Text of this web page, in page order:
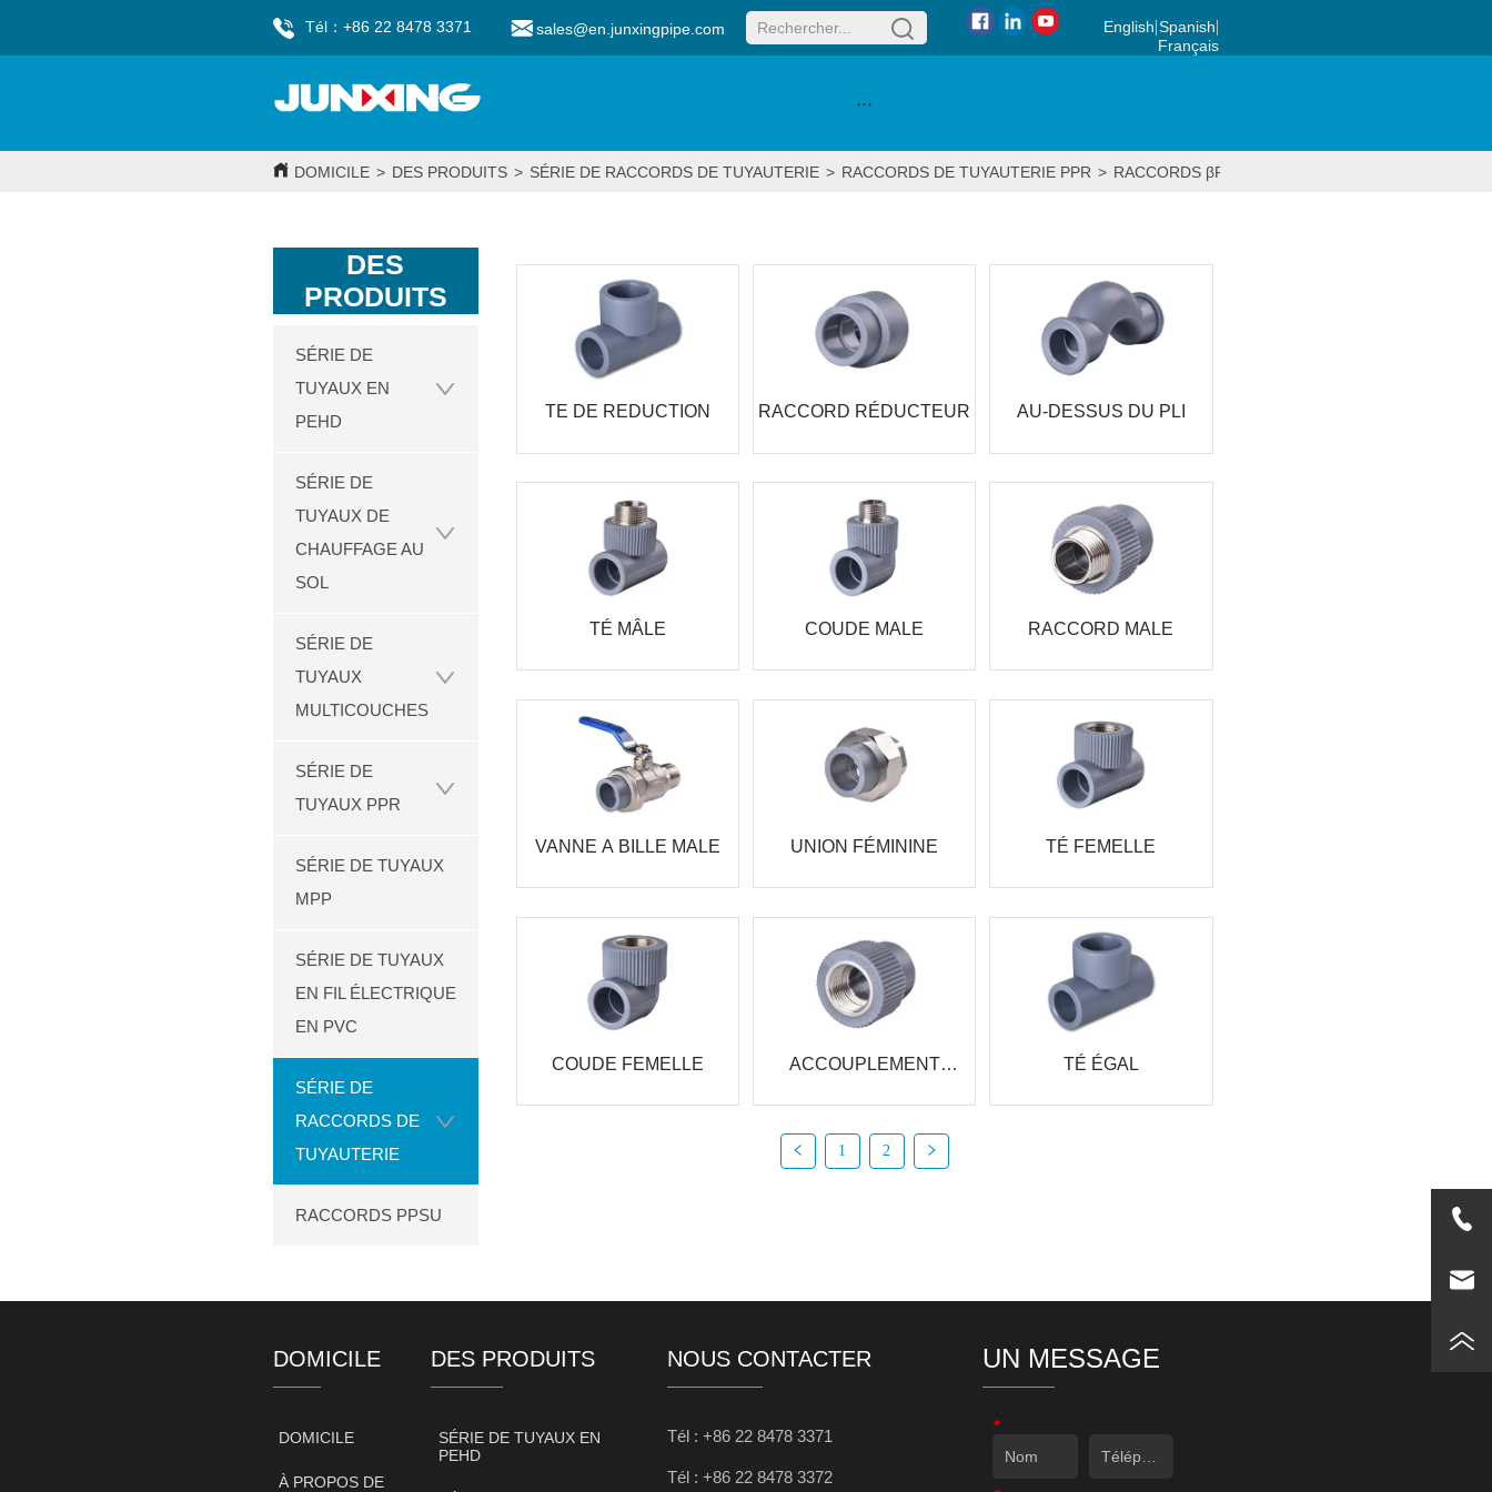
Tél：+86 22 8478 3371 sales@en.junxingpipe.com English Spanish
Français
···
DOMICILE > DES PRODUITS > SÉRIE DE RACCORDS DE TUYAUTERIE > RACCORDS DE TUYAUTERIE PPR > RACCORDS βPPR
DES
PRODUITS
SÉRIE DE
TUYAUX EN
PEHD
SÉRIE DE
TUYAUX DE
CHAUFFAGE AU
SOL
SÉRIE DE
TUYAUX
MULTICOUCHES
SÉRIE DE
TUYAUX PPR
SÉRIE DE TUYAUX
MPP
SÉRIE DE TUYAUX
EN FIL ÉLECTRIQUE
EN PVC
SÉRIE DE
RACCORDS DE
TUYAUTERIE
RACCORDS PPSU
TE DE REDUCTION RACCORD RÉDUCTEUR AU-DESSUS DU PLI
TÉ MÂLE COUDE MALE RACCORD MALE
VANNE A BILLE MALE UNION FÉMININE TÉ FEMELLE
COUDE FEMELLE ACCOUPLEMENT
FEMELLE
TÉ ÉGAL
1 2
DOMICILE
DOMICILE
À PROPOS DE
DES PRODUITS
SÉRIE DE TUYAUX EN
PEHD
NOUS CONTACTER
Tél : +86 22 8478 3371
Tél : +86 22 8478 3372
UN MESSAGE
*